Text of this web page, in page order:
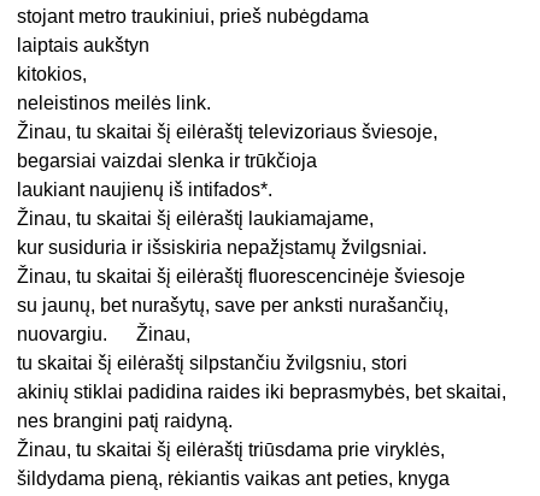
stojant metro traukiniui, prieš nubėgdama
laiptais aukštyn
kitokios,
neleistinos meilės link.
Žinau, tu skaitai šį eilėraštį televizoriaus šviesoje,
begarsiai vaizdai slenka ir trūkčioja
laukiant naujienų iš intifados*.
Žinau, tu skaitai šį eilėraštį laukiamajame,
kur susiduria ir išsiskiria nepažįstamų žvilgsniai.
Žinau, tu skaitai šį eilėraštį fluorescencinėje šviesoje
su jaunų, bet nurašytų, save per anksti nurašančių,
nuovargiu. Žinau,
tu skaitai šį eilėraštį silpstančiu žvilgsniu, stori
akinių stiklai padidina raides iki beprasmybės, bet skaitai,
nes brangini patį raidyną.
Žinau, tu skaitai šį eilėraštį triūsdama prie viryklės,
šildydama pieną, rėkiantis vaikas ant peties, knyga